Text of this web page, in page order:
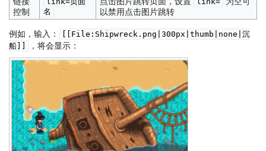
控制
名
以禁用点击图片跳转
例如，输入：
[[File:Shipwreck.png|300px|thumb|none|沉
船]]
，将会显示：